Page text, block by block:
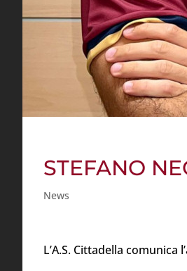
STEFANO
News
L’A.S. Cittadella